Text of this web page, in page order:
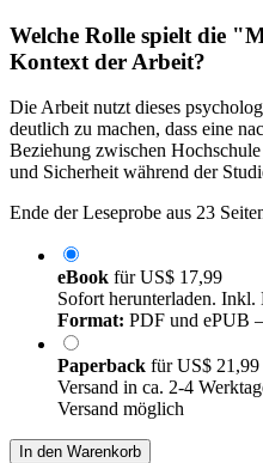
Welche Rolle spielt die
Kontext der Arbeit?
Die Arbeit nutzt dieses
deutlich zu machen, dass eine
Beziehung zwischen
und Sicherheit während der
Ende der Leseprobe aus 23
eBook fürUS$ 17,99
Sofort herunterladen. Inkl.
Format: PDF und ePUB
Paperback fürUS$ 21,99
Versand in ca. 2-4
Versand möglich
In den Warenkorb